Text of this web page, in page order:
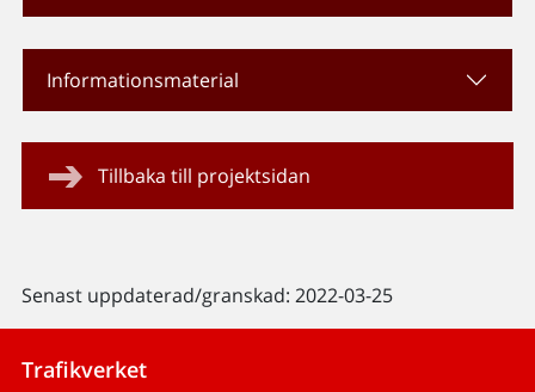
Informationsmaterial
Tillbaka till projektsidan
Senast uppdaterad/granskad: 2022-03-25
Trafikverket